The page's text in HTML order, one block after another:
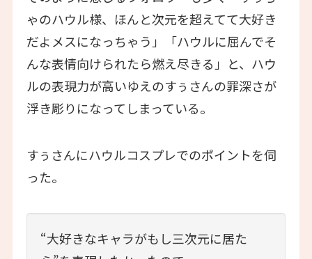
ゃのハウル様、ほんと次元を超えてて大好き
だよメスになっちゃう」「ハウルに屈んでそ
んな表情向けられたら燃え尽きる」と、ハウ
ルの表現力が高いゆえのすぅさんの罪深さが
浮き彫りになってしまっている。
すぅさんにハウルコスプレでのポイントを伺
った。
“大好きなキャラがもし三次元に居た